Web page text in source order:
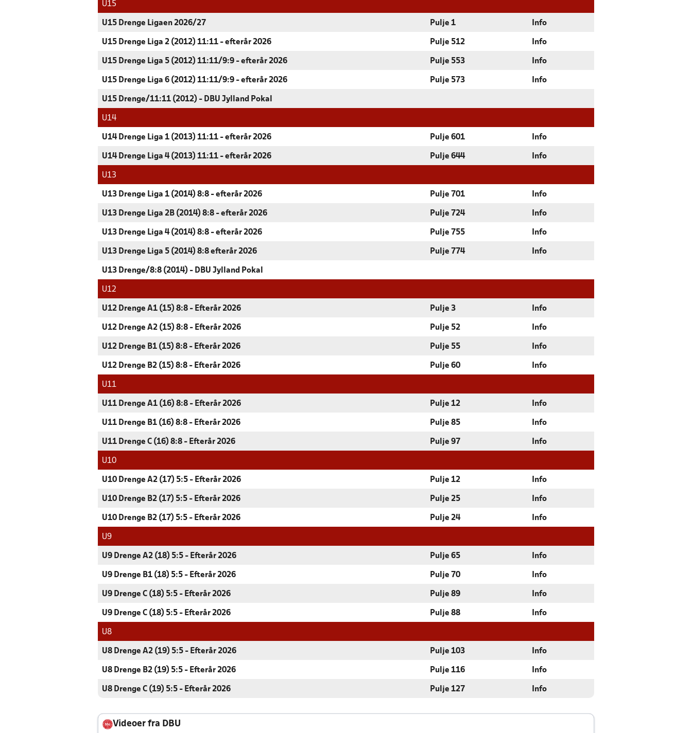
U15
U15 Drenge Ligaen 2026/27 Pulje 1 Info
U15 Drenge Liga 2 (2012) 11:11 - efterår 2026 Pulje 512 Info
U15 Drenge Liga 5 (2012) 11:11/9:9 - efterår 2026 Pulje 553 Info
U15 Drenge Liga 6 (2012) 11:11/9:9 - efterår 2026 Pulje 573 Info
U15 Drenge/11:11 (2012) - DBU Jylland Pokal
U14
U14 Drenge Liga 1 (2013) 11:11 - efterår 2026 Pulje 601 Info
U14 Drenge Liga 4 (2013) 11:11 - efterår 2026 Pulje 644 Info
U13
U13 Drenge Liga 1 (2014) 8:8 - efterår 2026 Pulje 701 Info
U13 Drenge Liga 2B (2014) 8:8 - efterår 2026 Pulje 724 Info
U13 Drenge Liga 4 (2014) 8:8 - efterår 2026 Pulje 755 Info
U13 Drenge Liga 5 (2014) 8:8 efterår 2026 Pulje 774 Info
U13 Drenge/8:8 (2014) - DBU Jylland Pokal
U12
U12 Drenge A1 (15) 8:8 - Efterår 2026 Pulje 3 Info
U12 Drenge A2 (15) 8:8 - Efterår 2026 Pulje 52 Info
U12 Drenge B1 (15) 8:8 - Efterår 2026 Pulje 55 Info
U12 Drenge B2 (15) 8:8 - Efterår 2026 Pulje 60 Info
U11
U11 Drenge A1 (16) 8:8 - Efterår 2026 Pulje 12 Info
U11 Drenge B1 (16) 8:8 - Efterår 2026 Pulje 85 Info
U11 Drenge C (16) 8:8 - Efterår 2026 Pulje 97 Info
U10
U10 Drenge A2 (17) 5:5 - Efterår 2026 Pulje 12 Info
U10 Drenge B2 (17) 5:5 - Efterår 2026 Pulje 25 Info
U10 Drenge B2 (17) 5:5 - Efterår 2026 Pulje 24 Info
U9
U9 Drenge A2 (18) 5:5 - Efterår 2026 Pulje 65 Info
U9 Drenge B1 (18) 5:5 - Efterår 2026 Pulje 70 Info
U9 Drenge C (18) 5:5 - Efterår 2026 Pulje 89 Info
U9 Drenge C (18) 5:5 - Efterår 2026 Pulje 88 Info
U8
U8 Drenge A2 (19) 5:5 - Efterår 2026 Pulje 103 Info
U8 Drenge B2 (19) 5:5 - Efterår 2026 Pulje 116 Info
U8 Drenge C (19) 5:5 - Efterår 2026 Pulje 127 Info
Videoer fra DBU